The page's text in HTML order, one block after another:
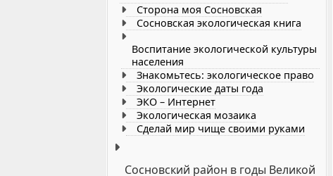
Cторона моя Сосновская
Сосновская экологическая книга
Воспитание экологической культуры
населения
Знакомьтесь: экологическое право
Экологические даты года
ЭКО – Интернет
Экологическая мозаика
Сделай мир чище своими руками
Сосновский район в годы Великой